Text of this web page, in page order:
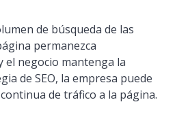
de búsqueda de las
permanezca
el negocio mantenga la
de SEO, la empresa puede
de tráfico a la página.